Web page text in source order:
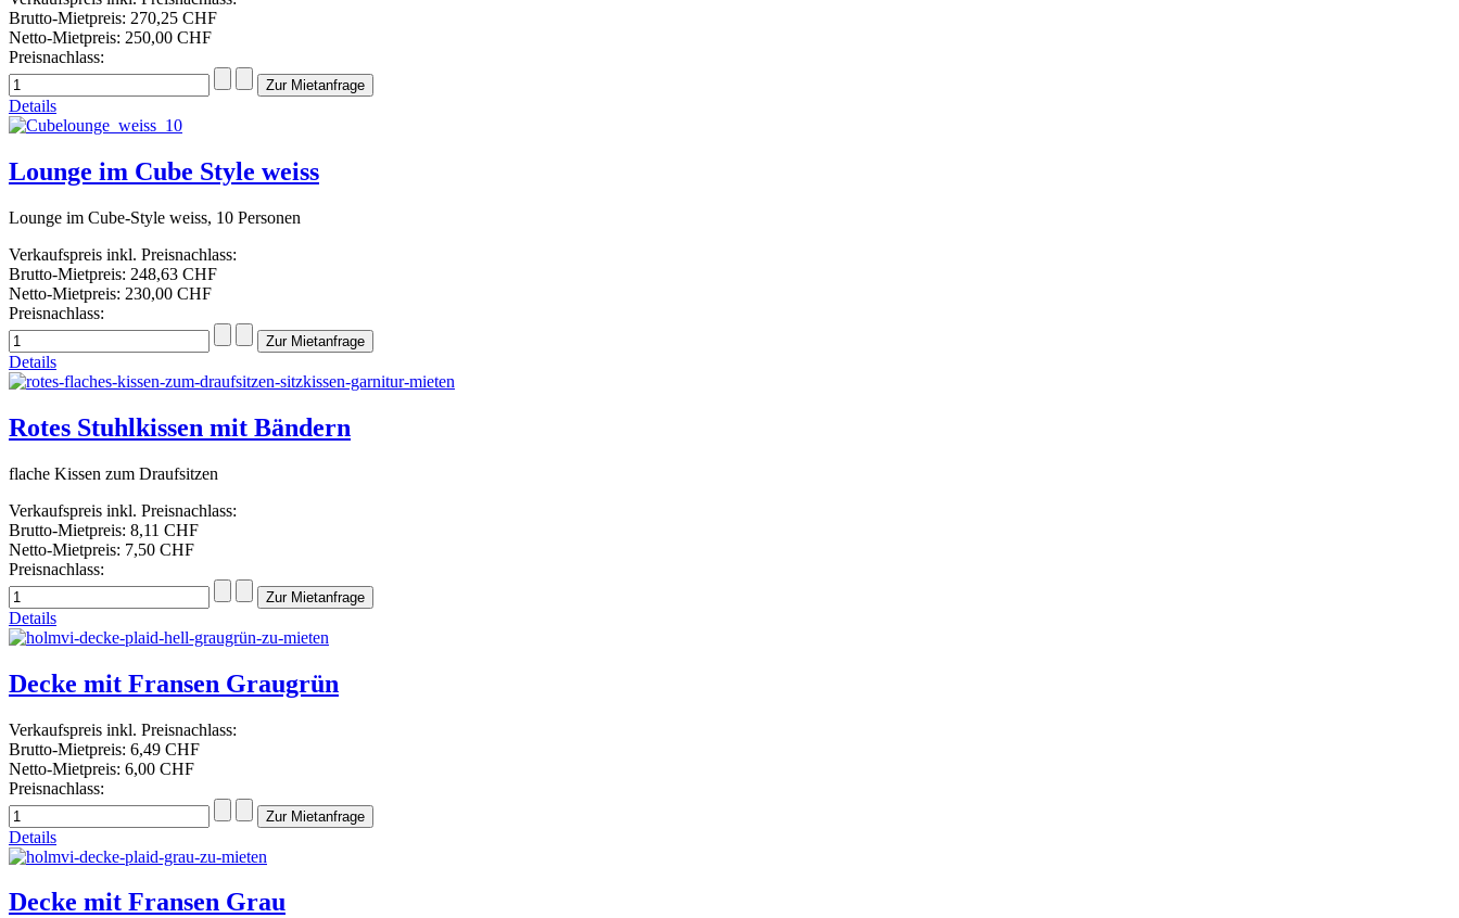
Brutto-Mietpreis: 270,25 CHF
Netto-Mietpreis: 250,00 CHF
Preisnachlass:
Details
Lounge im Cube Style weiss
Lounge im Cube-Style weiss, 10 Personen
Verkaufspreis inkl. Preisnachlass:
Brutto-Mietpreis: 248,63 CHF
Netto-Mietpreis: 230,00 CHF
Preisnachlass:
Details
Rotes Stuhlkissen mit Bändern
flache Kissen zum Draufsitzen
Verkaufspreis inkl. Preisnachlass:
Brutto-Mietpreis: 8,11 CHF
Netto-Mietpreis: 7,50 CHF
Preisnachlass:
Details
Decke mit Fransen Graugrün
Verkaufspreis inkl. Preisnachlass:
Brutto-Mietpreis: 6,49 CHF
Netto-Mietpreis: 6,00 CHF
Preisnachlass:
Details
Decke mit Fransen Grau